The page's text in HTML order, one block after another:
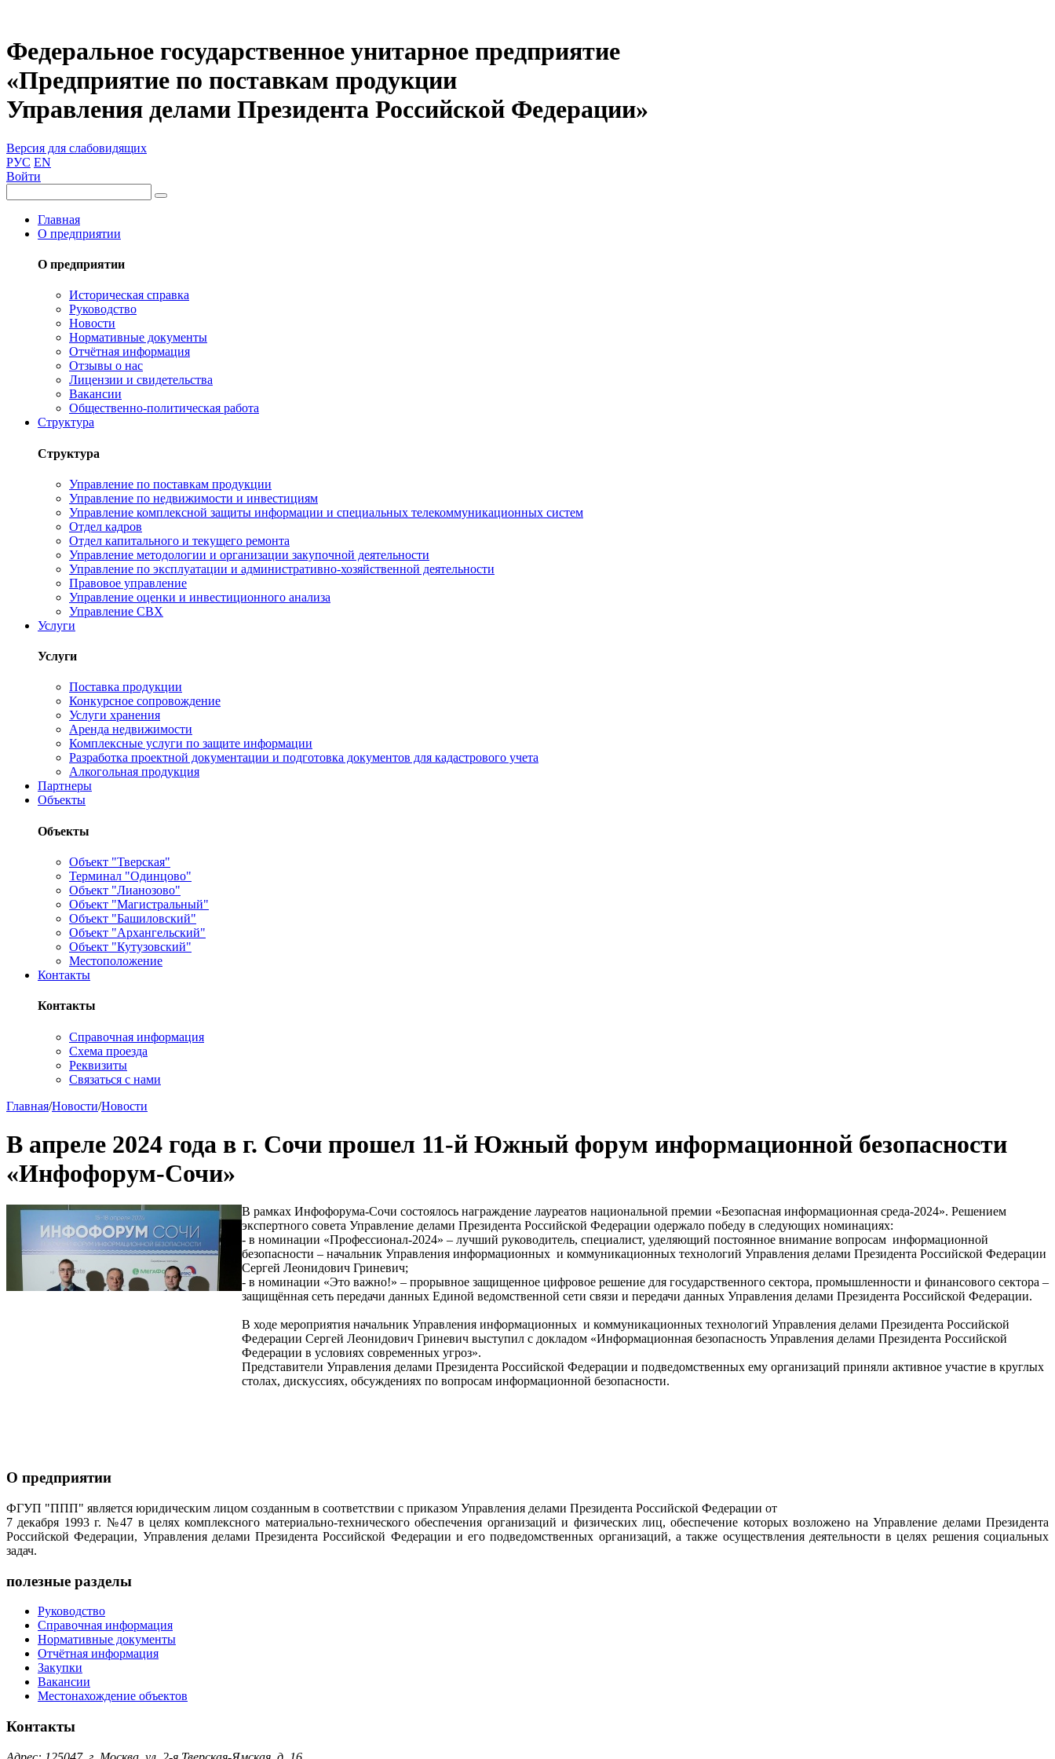
Федеральное государственное унитарное предприятие
«Предприятие по поставкам продукции
Управления делами Президента Российской Федерации»
Версия для слабовидящих
РУС EN
Войти
Главная
О предприятии
О предприятии
Историческая справка
Руководство
Новости
Нормативные документы
Отчётная информация
Отзывы о нас
Лицензии и свидетельства
Вакансии
Общественно-политическая работа
Структура
Структура
Управление по поставкам продукции
Управление по недвижимости и инвестициям
Управление комплексной защиты информации и специальных телекоммуникационных систем
Отдел кадров
Отдел капитального и текущего ремонта
Управление методологии и организации закупочной деятельности
Управление по эксплуатации и административно-хозяйственной деятельности
Правовое управление
Управление оценки и инвестиционного анализа
Управление СВХ
Услуги
Услуги
Поставка продукции
Конкурсное сопровождение
Услуги хранения
Аренда недвижимости
Комплексные услуги по защите информации
Разработка проектной документации и подготовка документов для кадастрового учета
Алкогольная продукция
Партнеры
Объекты
Объекты
Объект "Тверская"
Терминал "Одинцово"
Объект "Лианозово"
Объект "Магистральный"
Объект "Башиловский"
Объект "Архангельский"
Объект "Кутузовский"
Местоположение
Контакты
Контакты
Справочная информация
Схема проезда
Реквизиты
Связаться с нами
Главная/Новости/Новости
В апреле 2024 года в г. Сочи прошел 11-й Южный форум информационной безопасности
«Инфофорум-Сочи»
В рамках Инфофорума-Сочи состоялось награждение лауреатов национальной премии «Безопасная информационная среда-2024». Решением
экспертного совета Управление делами Президента Российской Федерации одержало победу в следующих номинациях:
- в номинации «Профессионал-2024» – лучший руководитель, специалист, уделяющий постоянное внимание вопросам информационной
безопасности – начальник Управления информационных и коммуникационных технологий Управления делами Президента Российской Федерации
Сергей Леонидович Гриневич;
- в номинации «Это важно!» – прорывное защищенное цифровое решение для государственного сектора, промышленности и финансового сектора –
защищённая сеть передачи данных Единой ведомственной сети связи и передачи данных Управления делами Президента Российской Федерации.
В ходе мероприятия начальник Управления информационных и коммуникационных технологий Управления делами Президента Российской
Федерации Сергей Леонидович Гриневич выступил с докладом «Информационная безопасность Управления делами Президента Российской
Федерации в условиях современных угроз».
Представители Управления делами Президента Российской Федерации и подведомственных ему организаций приняли активное участие в круглых
столах, дискуссиях, обсуждениях по вопросам информационной безопасности.
О предприятии
ФГУП "ППП" является юридическим лицом созданным в соответствии с приказом Управления делами Президента Российской Федерации от
7 декабря 1993 г. №47 в целях комплексного материально-технического обеспечения организаций и физических лиц, обеспечение которых возложено на Управление делами Президента
Российской Федерации, Управления делами Президента Российской Федерации и его подведомственных организаций, а также осуществления деятельности в целях решения социальных
задач.
полезные разделы
Руководство
Справочная информация
Нормативные документы
Отчётная информация
Закупки
Вакансии
Местонахождение объектов
Контакты